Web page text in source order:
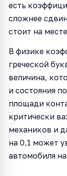
есть
сложнее
стоит на
В физике
греческой
величина,
и состояния
площади
критически
механиков и
на 0,1 может
автомобиля